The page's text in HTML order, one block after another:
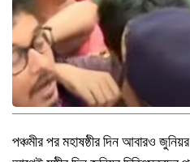
পঞ্চমীর পর মহাষষ্ঠীর দিন আবারও